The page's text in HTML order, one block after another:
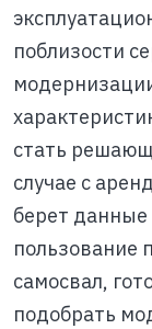
поблизости
стать
случае с
берет данные
пользование
самосвал,
подобрать